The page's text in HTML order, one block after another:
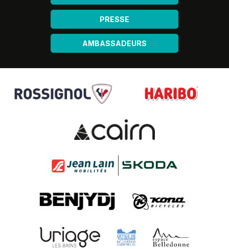
PRESSE
AMBASSADEURS